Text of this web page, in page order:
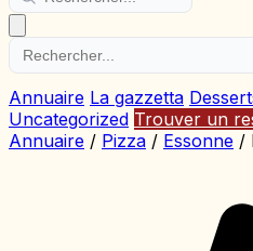
Annuaire La gazzetta
Uncategorized Trouver un
Annuaire / Pizza / Essonne /